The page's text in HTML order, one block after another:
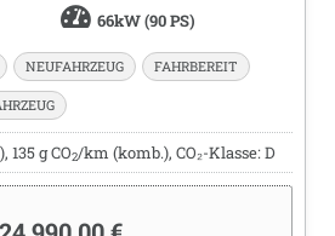
66kW (90 PS)
NEUFAHRZEUG FAHRBEREIT
135 g CO2/km (komb.), CO₂-Klasse: D